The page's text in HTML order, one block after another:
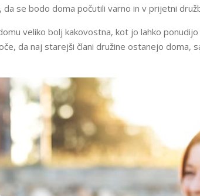
se bodo doma počutili varno in v prijetni
veliko bolj kakovostna, kot jo lahko
da naj starejši člani družine ostanejo doma,